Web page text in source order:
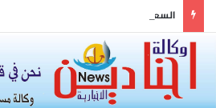
السعودية وتركيا وباكستان: مثلث